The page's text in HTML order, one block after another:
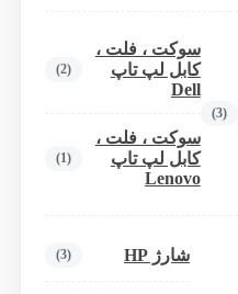
(3)
سوکت ، فلت ،
کابل لپ تاپ
Dell
(2)
سوکت ، فلت ،
کابل لپ تاپ
Lenovo
(1)
شارژ HP (3)